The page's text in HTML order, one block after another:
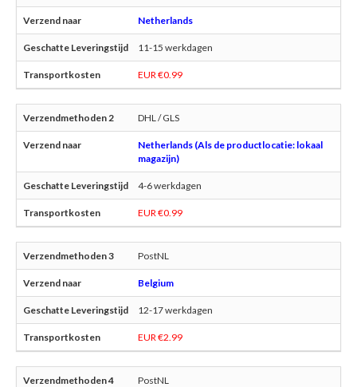
Netherlands
11-15 werkdagen
EUR €0.99
DHL / GLS
Netherlands (Als de productlocatie: lokaal
magazijn)
4-6 werkdagen
EUR €0.99
PostNL
Belgium
12-17 werkdagen
EUR €2.99
PostNL